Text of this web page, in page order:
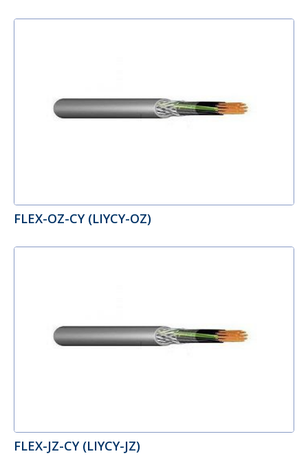
FLEX-OZ-CY (LIYCY-OZ)
FLEX-JZ-CY (LIYCY-JZ)